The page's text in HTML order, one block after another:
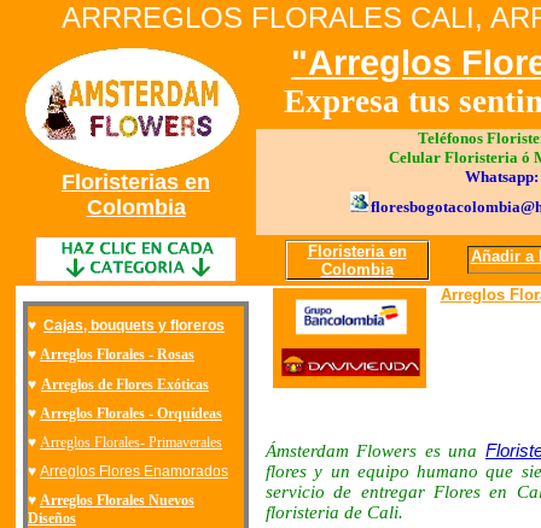
ARRREGLOS FLORALES CALI,
Floristerias en
Colombia
"Arreglos
Expresa tus
Teléfonos
Celular Floristeria ó
Whatsapp:
Floristeria en
Colombia
Añadir a
♥ Cajas, bouquets y floreros
♥ Arreglos Florales - Rosas
♥ Arreglos de Flores Exóticas
♥ Arreglos Florales - Orquídeas
♥ Arreglos Florales- Primaverales
♥ Arreglos Flores Enamorados
♥ Arreglos Florales Nuevos
Diseños
Arreglos
Ámsterdam Flowers es una
flores y un equipo humano que
servicio de entregar Flores en
floristeria de Cali.